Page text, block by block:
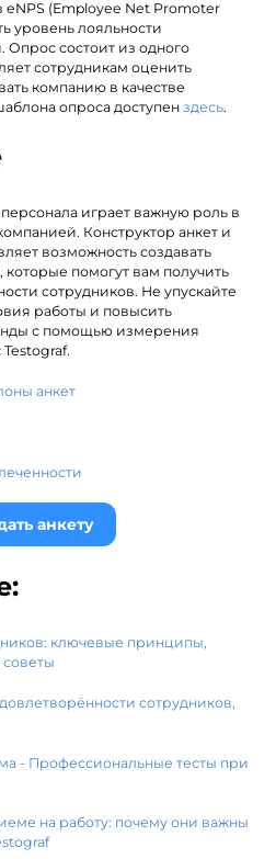
eNPS (Employee Net Promoter
уровень лояльности
Опрос состоит из одного
сотрудникам оценить
компанию в качестве
опроса доступенздесь.
играет важную роль в
Конструктор анкет и
возможность создавать
помогут вам получить
сотрудников. Не упускайте
работы и повысить
с помощью измерения
анкет
анкету
ключевые принципы,
сотрудников,
- Профессиональные тесты при
на работу: почему они важны